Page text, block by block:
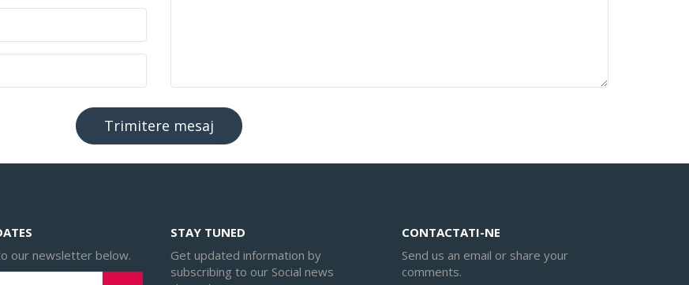
our newsletter below.
STAY TUNED
Get updated information by
subscribing to our Social news
CONTACTATI-NE
Send us an email or share your
comments.